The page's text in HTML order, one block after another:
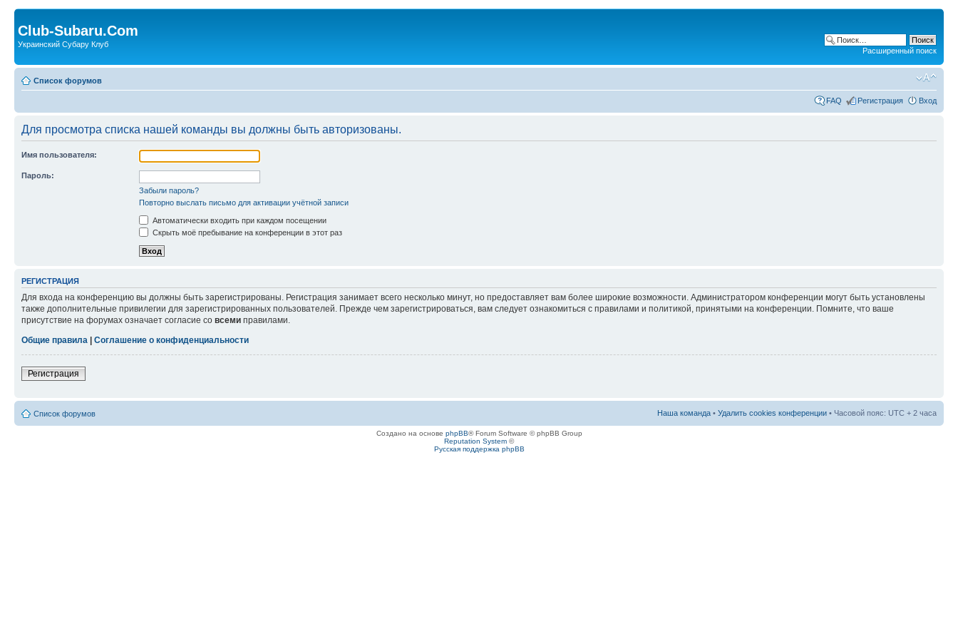
Club-Subaru.Com
Украинский Субару Клуб
Расширенный поиск
Список форумов
FAQ Регистрация Вход
Для просмотра списка нашей команды вы должны быть авторизованы.
Имя пользователя:
Пароль:
Забыли пароль?
Повторно выслать письмо для активации учётной записи
Автоматически входить при каждом посещении
Скрыть моё пребывание на конференции в этот раз
РЕГИСТРАЦИЯ
Для входа на конференцию вы должны быть зарегистрированы. Регистрация занимает всего несколько минут, но предоставляет вам более широкие возможности. Администратором конференции могут быть установлены
также дополнительные привилегии для зарегистрированных пользователей. Прежде чем зарегистрироваться, вам следует ознакомиться с правилами и политикой, принятыми на конференции. Помните, что ваше
присутствие на форумах означает согласие со всеми правилами.
Общие правила
Соглашение о конфиденциальности
Регистрация
Список форумов Наша команда • Удалить cookies конференции • Часовой пояс: UTC + 2 часа
Создано на основе phpBB® Forum Software © phpBB Group
Reputation System ©
Русская поддержка phpBB